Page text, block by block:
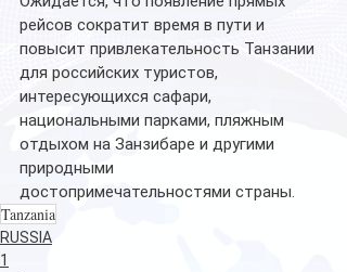
рейсов сократит время в пути и
повысит привлекательность Танзании
для российских туристов,
интересующихся сафари,
национальными парками, пляжным
отдыхом на Занзибаре и другими
природными
достопримечательностями страны.
Tanzania
RUSSIA
1